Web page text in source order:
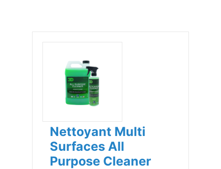
Nettoyant Multi
Surfaces All
Purpose Cleaner